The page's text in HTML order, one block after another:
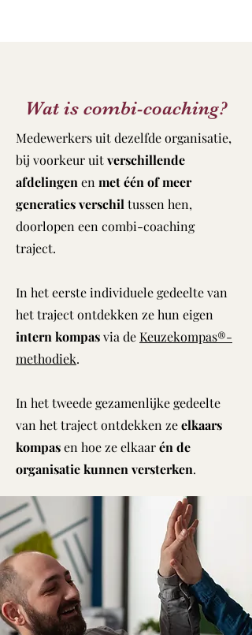
Wat is combi-coaching?
Medewerkers uit dezelfde organisatie,
bij voorkeur uitverschillende
afdelingen en met één of meer
generaties verschil tussen hen,
doorlopen een combi-coaching
traject.
In het eerste individuele gedeelte van
het traject ontdekken ze hun eigen
intern kompasvia deKeuzekompas®-
methodiek.
In het tweede gezamenlijke gedeelte
van het traject ontdekken zeelkaars
kompasen hoe ze elkaarén de
organisatie kunnen versterken.